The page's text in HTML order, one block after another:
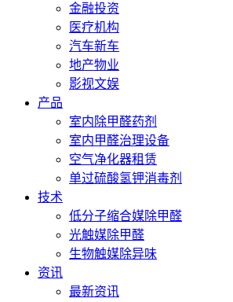
金融投资
医疗机构
汽车新车
地产物业
影视文娱
产品
室内除甲醛药剂
室内甲醛治理设备
空气净化器租赁
单过硫酸氢钾消毒剂
技术
低分子缩合媒除甲醛
光触媒除甲醛
生物触媒除异味
资讯
最新资讯